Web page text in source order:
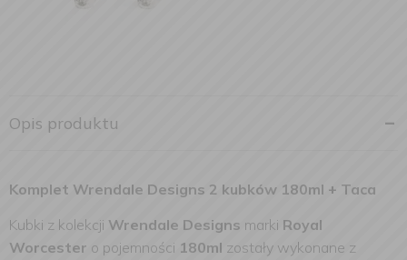
Opis produktu
Komplet Wrendale Designs 2 kubków 180ml + Taca
Kubki z kolekcji Wrendale Designs marki Royal
Worcester o pojemności 180ml zostały wykonane z